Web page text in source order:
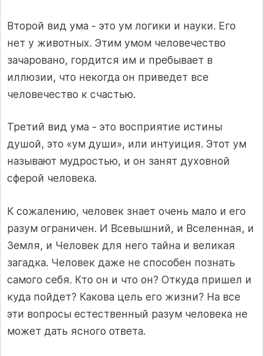
Второй вид ума - это ум логики и науки. Его
нет у животных. Этим умом человечество
зачаровано, гордится им и пребывает в
иллюзии, что некогда он приведет все
человечество к счастью.
Третий вид ума - это восприятие истины
душой, это «ум души», или интуиция. Этот ум
называют мудростью, и он занят духовной
сферой человека.
К сожалению, человек знает очень мало и его
разум ограничен. И Всевышний, и Вселенная, и
Земля, и Человек для него тайна и великая
загадка. Человек даже не способен познать
самого себя. Кто он и что он? Откуда пришел и
куда пойдет? Какова цель его жизни? На все
эти вопросы естественный разум человека не
может дать ясного ответа.